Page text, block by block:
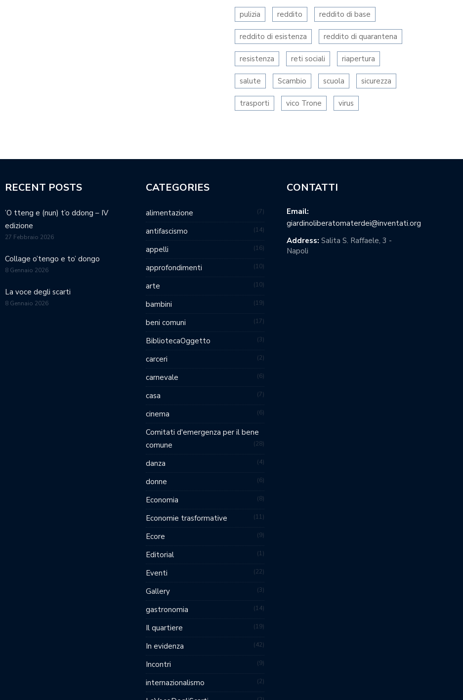
pulizia reddito reddito di base
reddito di esistenza reddito di quarantena
resistenza reti sociali riapertura
salute Scambio scuola sicurezza
trasporti vico Trone virus
RECENT POSTS
’O tteng e (nun) t’o ddong – IV
edizione
27 Febbraio 2026
Collage o’tengo e to’ dongo
8 Gennaio 2026
La voce degli scarti
8 Gennaio 2026
CATEGORIES
alimentazione 7
antifascismo 14
appelli 16
approfondimenti 10
arte 10
bambini 19
beni comuni 17
BibliotecaOggetto 3
carceri 2
carnevale 6
casa 7
cinema 6
Comitati d'emergenza per il bene
comune
28
danza 4
donne 6
Economia 8
Economie trasformative 11
Ecore 9
Editorial 1
Eventi 22
Gallery 3
gastronomia 14
Il quartiere 19
In evidenza 42
Incontri 9
internazionalismo 2
CONTATTI
Email:
giardinoliberatomaterdei@inventati.org
Address: Salita S. Raffaele, 3 -
Napoli